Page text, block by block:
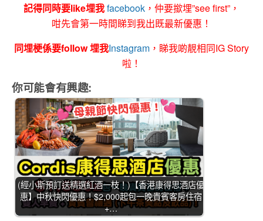
記得同時要like埋我facebook ，仲要撳埋”see first”，
咁先會第一時間睇到我出既最新優惠！
同埋梗係要follow 埋我Instagram ，睇我啲靚相同IG Story
啦！
你可能會有興趣:
(經小斯預訂送精選紅酒一枝！)【香港康得思酒店優
惠】中秋快閃優惠！$2,000起包一晚貴賓客房住宿
+…